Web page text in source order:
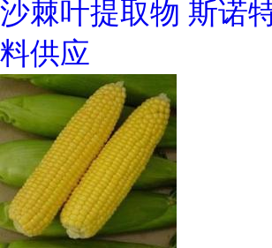
沙棘叶提取物 斯诺
料供应